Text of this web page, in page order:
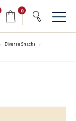
0
Diverse Snacks